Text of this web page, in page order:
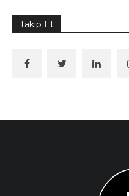
Takip Et